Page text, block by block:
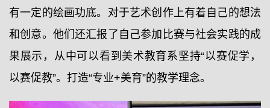
有一定的绘画功底。对于艺术创作上有着自己的想法
和创意。他们还汇报了自己参加比赛与社会实践的成
果展示，从中可以看到美术教育系坚持“以赛促学，
以赛促教”。打造“专业+美育”的教学理念。